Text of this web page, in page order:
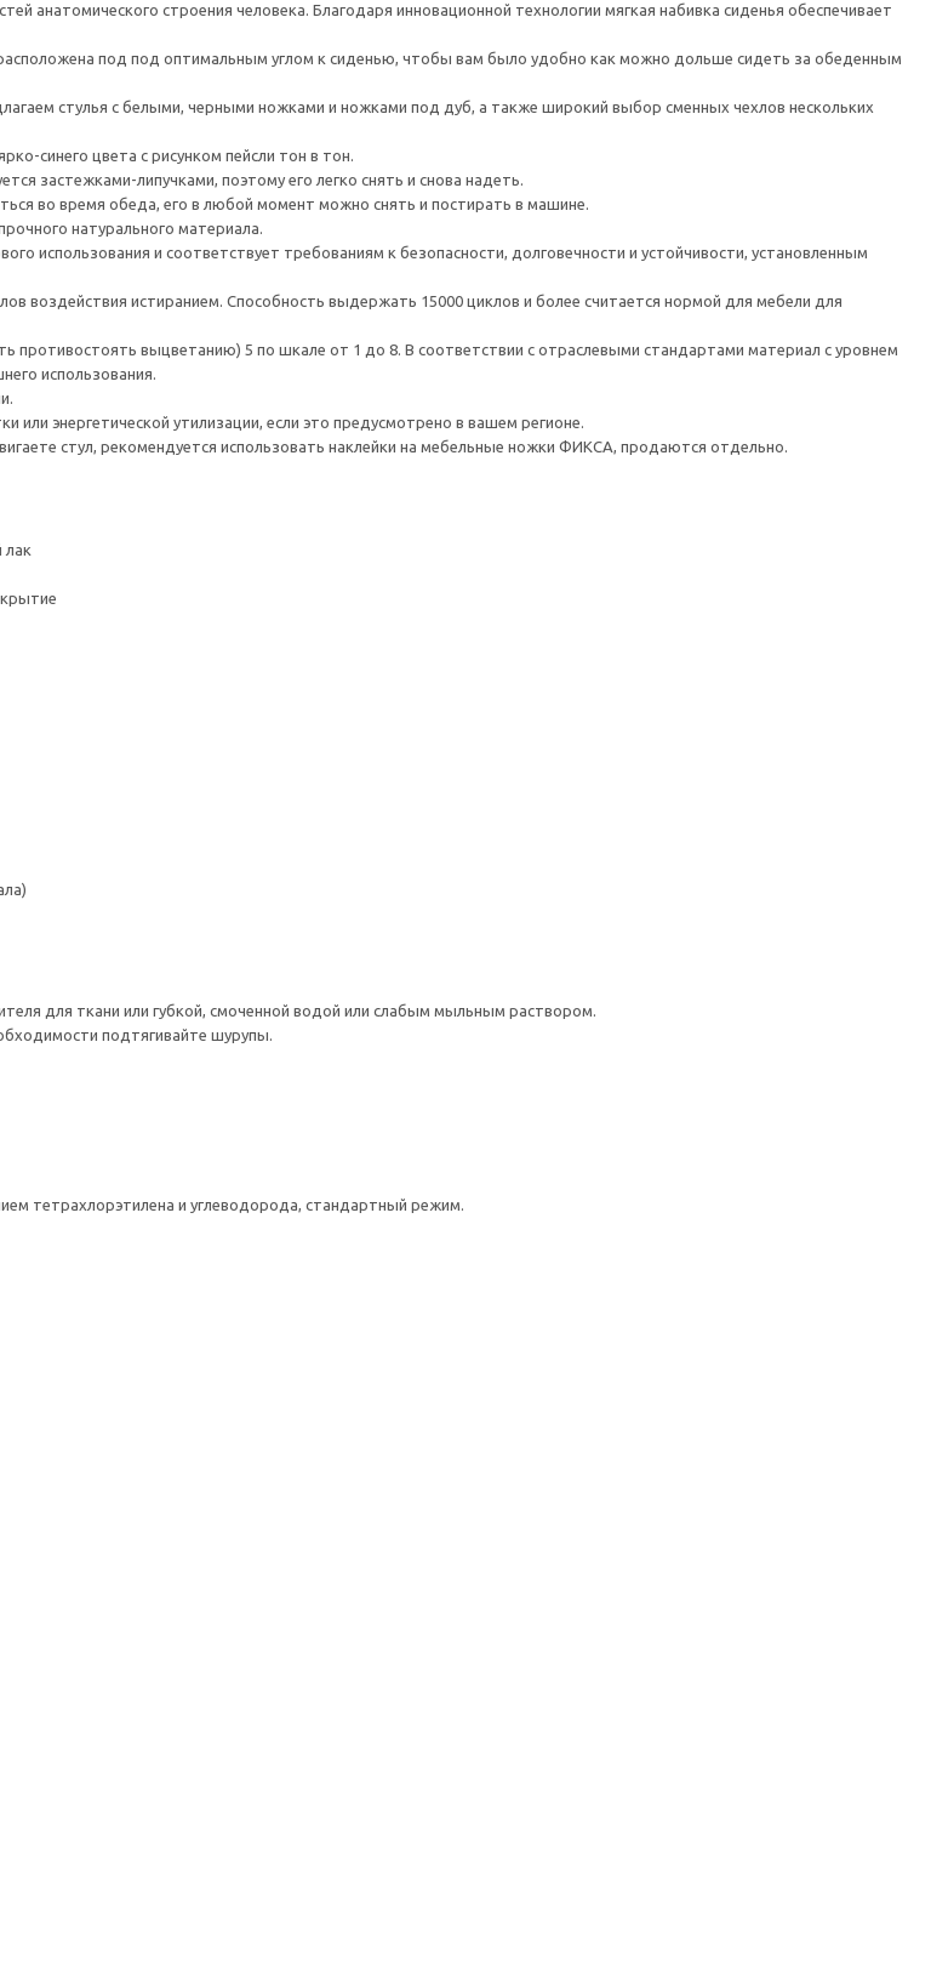
анатомического строения человека. Благодаря инновационной технологии мягкая набивка сиденья обеспечивает
под под оптимальным углом к сиденью, чтобы вам было удобно как можно дольше сидеть за обеденным
стулья с белыми, черными ножками и ножками под дуб, а также широкий выбор сменных чехлов нескольких
синего цвета с рисунком пейсли тон в тон.
застежками-липучками, поэтому его легко снять и снова надеть.
во время обеда, его в любой момент можно снять и постирать в машине.
натурального материала.
использования и соответствует требованиям к безопасности, долговечности и устойчивости, установленным
воздействия истиранием. Способность выдержать 15000 циклов и более считается нормой для мебели для
противостоять выцветанию) 5 по шкале от 1 до 8. В соответствии с отраслевыми стандартами материал с уровнем
использования.
энергетической утилизации, если это предусмотрено в вашем регионе.
стул, рекомендуется использовать наклейки на мебельные ножки ФИКСА, продаются отдельно.
лак
для ткани или губкой, смоченной водой или слабым мыльным раствором.
подтягивайте шурупы.
тетрахлорэтилена и углеводорода, стандартный режим.